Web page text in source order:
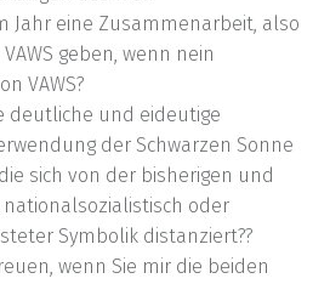
Jahr eine Zusammenarbeit, also
geben, wenn nein
VAWS?
deutliche und eideutige
der Schwarzen Sonne
sich von der bisherigen und
oder
Symbolik distanziert??
wenn Sie mir die beiden